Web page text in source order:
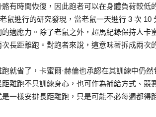
骼有時間恢復，因此跑者可以在身體負荷較低
鼠進行的研究發現，當老鼠一天進行 3 次
適應力。除了老鼠之外，超馬紀錄保持人卡
長距離跑。對跑者來說，這意味著拆成兩次
就省了，卡蜜爾·赫倫也承認在其訓練中仍
距離跑不只訓練身心，也可作為補給方式、
一樣安排長距離跑，只是可能不必每週都得